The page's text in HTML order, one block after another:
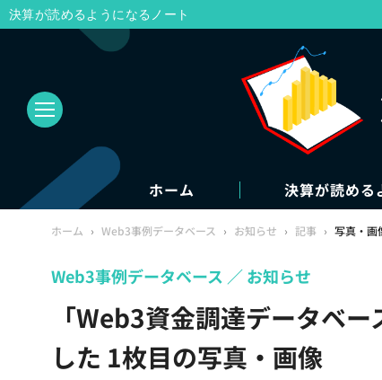
ホーム 決算が読める
ホーム › Web3事例データベース › お知らせ › 記事 › 写真・画
「Web3資金調達データベ
した 1枚目の写真・画像
Web3事例データベース お知らせ
決算が読めるようになるノート